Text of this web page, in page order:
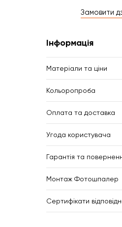
Замовити
Інформація
Матеріали та ціни
Кольоропроба
Оплата та доставка
Угода користувача
Гарантія та
Монтаж Фотошпалер
Сертифікати